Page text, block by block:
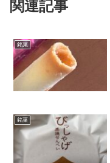
関連記事
銘菓
銘菓